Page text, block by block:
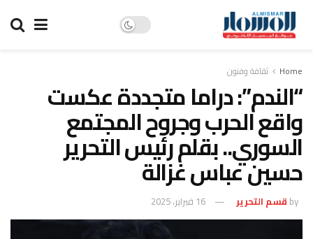
Home ثقافة وفنون
“الندم”: دراما متجددة عكست
واقع الحرب وجروح المجتمع
السوري.. بقلم رئيس التحرير
حسين عباس غزالة
by قسم التحرير 16 فبراير، 2025